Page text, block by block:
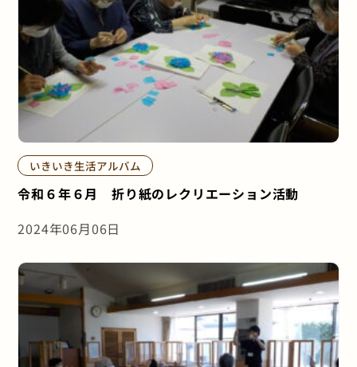
いきいき生活アルバム
令和６年６月 折り紙のレクリエーション活動
2024年06月06日